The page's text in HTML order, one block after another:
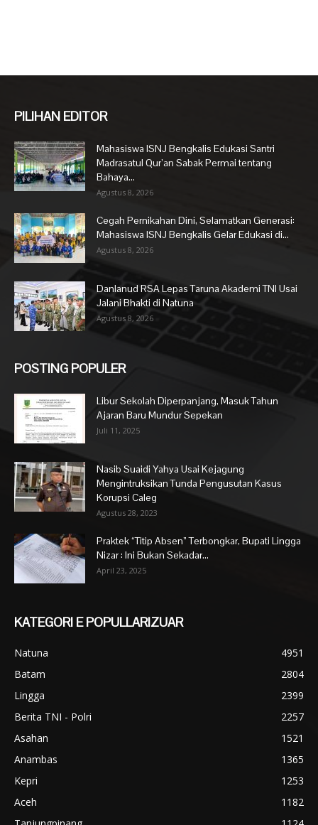
PILIHAN EDITOR
Mahasiswa ISNJ Bengkalis Edukasi Santri
Madrasatul Qur’an Sabak Permai tentang
Bahaya...
Agustus 8, 2026
Cegah Pernikahan Dini, Selamatkan Generasi:
Mahasiswa ISNJ Bengkalis Gelar Edukasi di...
Agustus 8, 2026
Danlanud RSA Lepas Taruna Akademi TNI Usai
Jalani Bhakti di Natuna
Agustus 8, 2026
POSTING POPULER
Libur Sekolah Diperpanjang, Masuk Tahun
Ajaran Baru Mundur Sepekan
Juli 11, 2025
Nasib Suaidi Yahya Usai Kejagung
Mengintruksikan Tunda Pengusutan Kasus
Korupsi Caleg
Agustus 28, 2023
Praktek “Titip Absen” Terbongkar, Bupati Lingga
Nizar : Ini Bukan Sekadar...
April 23, 2025
KATEGORI E POPULLARIZUAR
Natuna
4951
Batam
2804
Lingga
2399
Berita TNI - Polri
2257
Asahan
1521
Anambas
1365
Kepri
1253
Aceh
1182